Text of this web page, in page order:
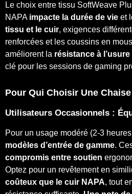
Le choix entre tissu SoftWeave
NAPA impacte la durée de vie et
tissu et le cuir, exigences
renforcées et les coussins en
améliorent la résistance à
clé pour les sessions de gaming
Pour Qui Choisir Une
Utilisateurs Occasionnels :
Pour un usage modéré (2-3
modèles d’entrée de gamme.
compromis entre soutien
Optez pour un revêtement en
coûteux que le cuir NAPA, tout